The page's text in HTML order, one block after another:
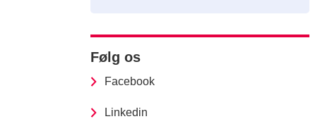
Følg os
Facebook
Linkedin